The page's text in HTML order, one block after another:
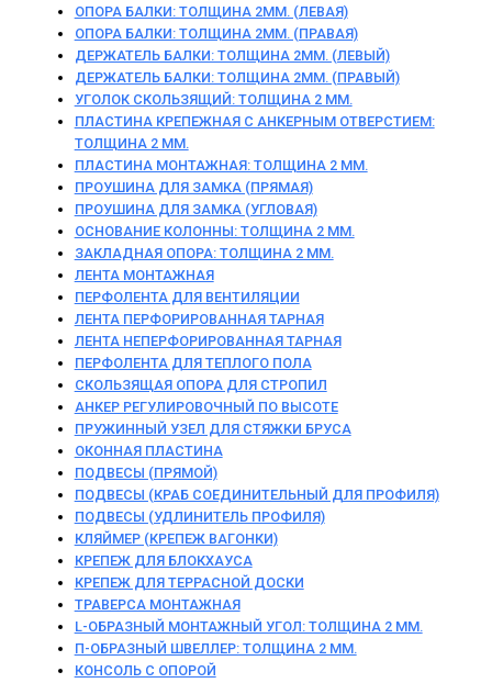
ОПОРА БАЛКИ: ТОЛЩИНА 2ММ. (ЛЕВАЯ)
ОПОРА БАЛКИ: ТОЛЩИНА 2ММ. (ПРАВАЯ)
ДЕРЖАТЕЛЬ БАЛКИ: ТОЛЩИНА 2ММ. (ЛЕВЫЙ)
ДЕРЖАТЕЛЬ БАЛКИ: ТОЛЩИНА 2ММ. (ПРАВЫЙ)
УГОЛОК СКОЛЬЗЯЩИЙ: ТОЛЩИНА 2 ММ.
ПЛАСТИНА КРЕПЕЖНАЯ С АНКЕРНЫМ ОТВЕРСТИЕМ:
ТОЛЩИНА 2 ММ.
ПЛАСТИНА МОНТАЖНАЯ: ТОЛЩИНА 2 ММ.
ПРОУШИНА ДЛЯ ЗАМКА (ПРЯМАЯ)
ПРОУШИНА ДЛЯ ЗАМКА (УГЛОВАЯ)
ОСНОВАНИЕ КОЛОННЫ: ТОЛЩИНА 2 ММ.
ЗАКЛАДНАЯ ОПОРА: ТОЛЩИНА 2 ММ.
ЛЕНТА МОНТАЖНАЯ
ПЕРФОЛЕНТА ДЛЯ ВЕНТИЛЯЦИИ
ЛЕНТА ПЕРФОРИРОВАННАЯ ТАРНАЯ
ЛЕНТА НЕПЕРФОРИРОВАННАЯ ТАРНАЯ
ПЕРФОЛЕНТА ДЛЯ ТЕПЛОГО ПОЛА
СКОЛЬЗЯЩАЯ ОПОРА ДЛЯ СТРОПИЛ
АНКЕР РЕГУЛИРОВОЧНЫЙ ПО ВЫСОТЕ
ПРУЖИННЫЙ УЗЕЛ ДЛЯ СТЯЖКИ БРУСА
ОКОННАЯ ПЛАСТИНА
ПОДВЕСЫ (ПРЯМОЙ)
ПОДВЕСЫ (КРАБ СОЕДИНИТЕЛЬНЫЙ ДЛЯ ПРОФИЛЯ)
ПОДВЕСЫ (УДЛИНИТЕЛЬ ПРОФИЛЯ)
КЛЯЙМЕР (КРЕПЕЖ ВАГОНКИ)
КРЕПЕЖ ДЛЯ БЛОКХАУСА
КРЕПЕЖ ДЛЯ ТЕРРАСНОЙ ДОСКИ
ТРАВЕРСА МОНТАЖНАЯ
L-ОБРАЗНЫЙ МОНТАЖНЫЙ УГОЛ: ТОЛЩИНА 2 ММ.
П-ОБРАЗНЫЙ ШВЕЛЛЕР: ТОЛЩИНА 2 ММ.
КОНСОЛЬ С ОПОРОЙ